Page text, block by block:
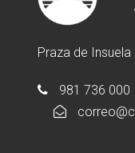
Praza de Insuela
981 736 000